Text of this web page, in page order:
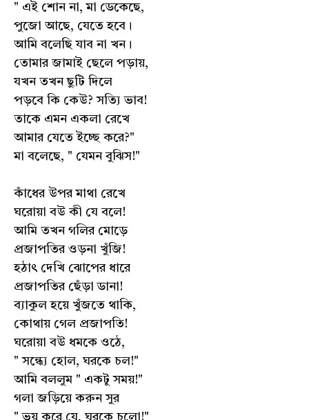
" এই শোন না, মা ডেকেছে,
পুজো আছে, যেতে হবে।
আমি বলেছি যাব না খন।
তোমার জামাই ছেলে পড়ায়,
যখন তখন ছুটি দিলে
পড়বে কি কেউ? সত্যি ভাব!
তাকে এমন একলা রেখে
আমার যেতে ইচ্ছে করে?"
মা বলেছে, " যেমন বুঝিস!"
কাঁধের উপর মাথা রেখে
ঘরোয়া বউ কী যে বলে!
আমি তখন গলির মোড়ে
প্রজাপতির ওড়না খুঁজি!
হঠাৎ দেখি ঝোপের ধারে
প্রজাপতির ছেঁড়া ডানা!
ব্যাকুল হয়ে খুঁজতে থাকি,
কোথায় গেল প্রজাপতি!
ঘরোয়া বউ ধমকে ওঠে,
" সন্ধ্যে হোল, ঘরকে চল!"
আমি বললুম " একটু সময়!"
গলা জড়িয়ে করুন সুর
" ভয় করে যে, ঘরকে চলো!"